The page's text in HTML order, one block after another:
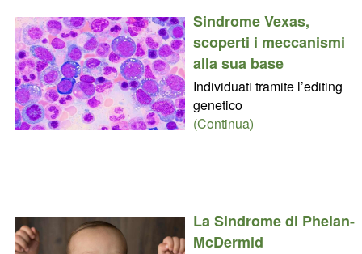
Sindrome Vexas,
scoperti i meccanismi
alla sua base
Individuati tramite l’editing
genetico
(Continua)
La Sindrome di Phelan-
McDermid